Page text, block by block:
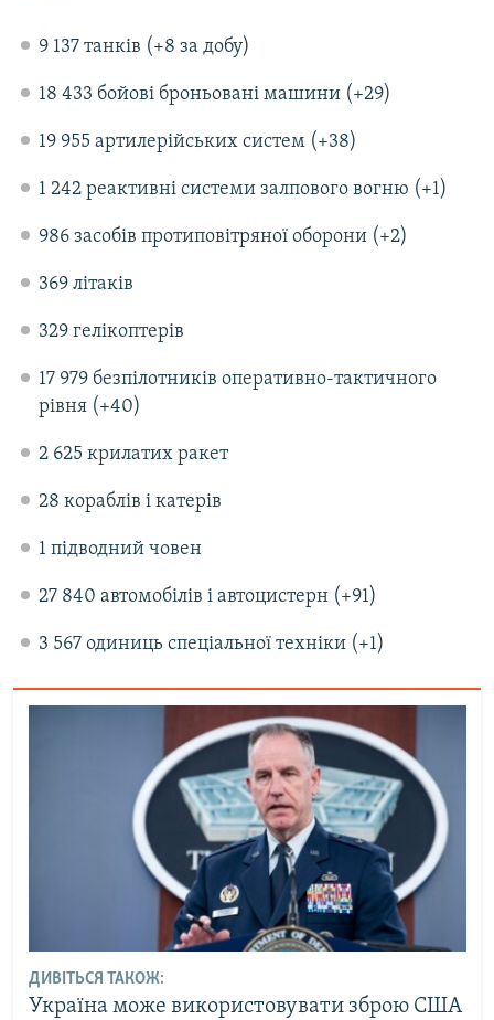
9 137 танків (+8 за добу)
18 433 бойові броньовані машини (+29)
19 955 артилерійських систем (+38)
1 242 реактивні системи залпового вогню (+1)
986 засобів протиповітряної оборони (+2)
369 літаків
329 гелікоптерів
17 979 безпілотників оперативно-тактичного
рівня (+40)
2 625 крилатих ракет
28 кораблів і катерів
1 підводний човен
27 840 автомобілів і автоцистерн (+91)
3 567 одиниць спеціальної техніки (+1)
ДИВІТЬСЯ ТАКОЖ:
Україна може використовувати зброю США